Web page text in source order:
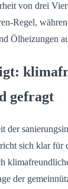
von drei
Regel,
Ölheizungen
gefragt
der
sich klar für
der